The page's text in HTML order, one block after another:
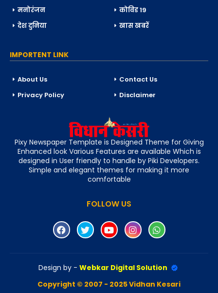
मनोरंजन
कोविड 19
देश दुनिया
खास खबरें
IMPORTENT LINK
About Us
Contact Us
Privacy Policy
Disclaimer
Pixy Newspaper Template is Designed Theme for Giving
Enhanced look Various Features are available Which is
designed in User friendly to handle by Piki Developers.
Simple and elegant themes for making it more
comfortable
FOLLOW US
Design by - Webkar Digital Solution
Copyright © 2007 - 2025 Vidhan Kesari